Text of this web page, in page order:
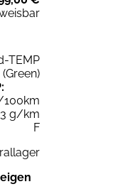
TEMP
(Green)
g/km
F